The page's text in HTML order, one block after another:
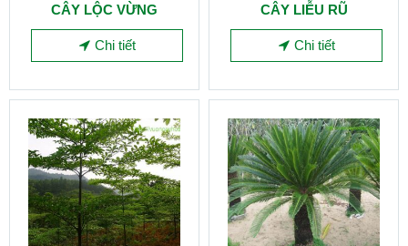
CÂY LỘC VỪNG
Chi tiết
CÂY LIỄU RŨ
Chi tiết